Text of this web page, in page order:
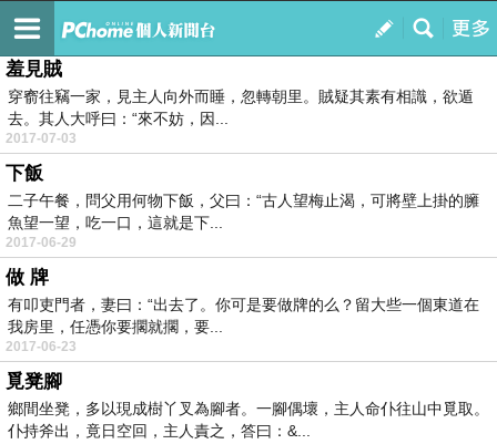
我的
訂閱
吃喝玩樂
羞見賊
穿窬往竊一家，見主人向外而睡，忽轉朝里。賊疑其素有相識，欲遁
去。其人大呼曰：“來不妨，因...
2017-07-03
下飯
二子午餐，問父用何物下飯，父曰：“古人望梅止渴，可將壁上掛的臃
魚望一望，吃一口，這就是下...
2017-06-29
做 牌
有叩吏門者，妻曰：“出去了。你可是要做牌的么？留大些一個東道在
我房里，任憑你要擱就擱，要...
2017-06-23
覓凳腳
鄉間坐凳，多以現成樹丫叉為腳者。一腳偶壞，主人命仆往山中覓取。
仆持斧出，竟日空回，主人責之，答曰：&...